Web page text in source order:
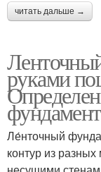
читать дальше →
руками
Ле́нточный
контур из